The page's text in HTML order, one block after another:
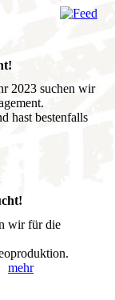
2023 suchen wir
hast bestenfalls
wir für die
mehr